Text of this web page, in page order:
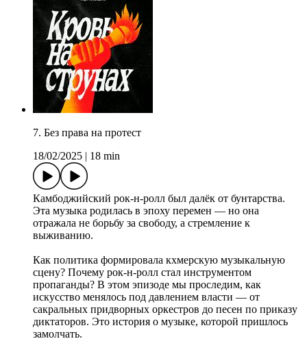
7. Без права на протест
18/02/2025
18 min
Камбоджийский рок-н-ролл был далёк от бунтарства.
Эта музыка родилась в эпоху перемен — но она
отражала не борьбу за свободу, а стремление к
выживанию.
Как политика формировала кхмерскую музыкальную
сцену? Почему рок-н-ролл стал инструментом
пропаганды? В этом эпизоде мы проследим, как
искусство менялось под давлением власти — от
сакральных придворных оркестров до песен по приказу
диктаторов. Это история о музыке, которой пришлось
замолчать.